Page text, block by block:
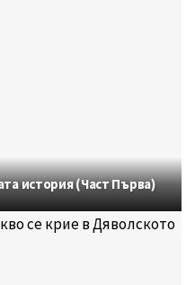
история (Част Първа)